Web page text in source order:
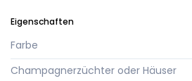
Eigenschaften
Farbe
Champagnerzüchter oder Häuser